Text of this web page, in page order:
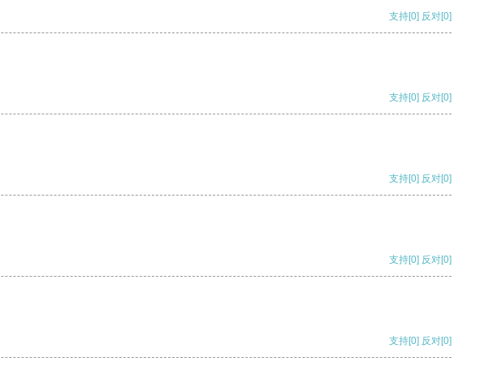
支持[0] 反对[0]
支持[0] 反对[0]
支持[0] 反对[0]
支持[0] 反对[0]
支持[0] 反对[0]